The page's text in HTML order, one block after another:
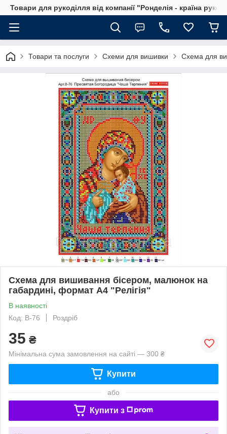
Товари для рукоділля від компанії "Ронделія - країна
Товари та послуги Схеми для вишивки Схема для
Схема для вишивання бісером, малюнок на
габардині, формат А4 "Релігія"
В наявності
Код: В-76
Роздріб
35 ₴
Мінімальна сума замовлення на сайті — 300 ₴
Купити
або
Купити з